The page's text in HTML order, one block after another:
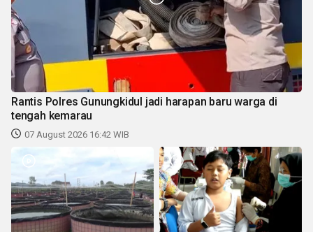
Rantis Polres Gunungkidul jadi harapan baru warga di
tengah kemarau
07 August 2026 16:42 WIB